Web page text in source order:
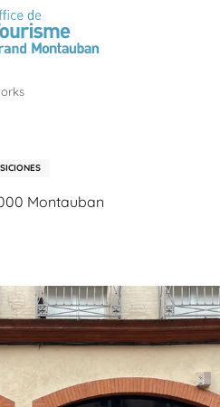
Montauban